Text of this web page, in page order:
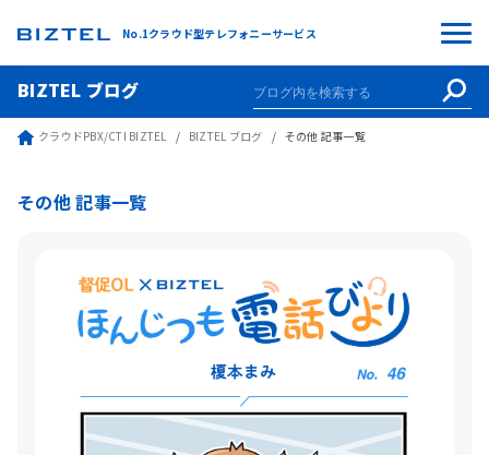
No.1クラウド型テレフォニーサービス
BIZTEL ブログ
クラウドPBX/CTI BIZTEL BIZTEL ブログ その他 記事一覧
その他 記事一覧